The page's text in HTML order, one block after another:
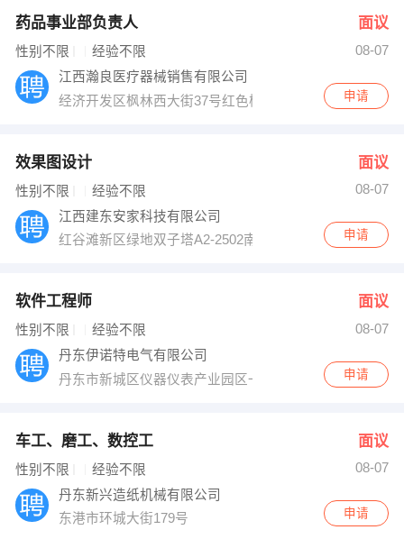
药品事业部负责人 面议
性别不限 经验不限
08-07
江西瀚良医疗器械销售有限公司
经济开发区枫林西大街37号红色楼房2楼
申请
效果图设计 面议
性别不限 经验不限
08-07
江西建东安家科技有限公司
红谷滩新区绿地双子塔A2-2502南昌建东行政中心申请
软件工程师 面议
性别不限 经验不限
08-07
丹东伊诺特电气有限公司
丹东市新城区仪器仪表产业园区一期四号楼3楼
申请
车工、磨工、数控工 面议
性别不限 经验不限
08-07
丹东新兴造纸机械有限公司
东港市环城大街179号
申请